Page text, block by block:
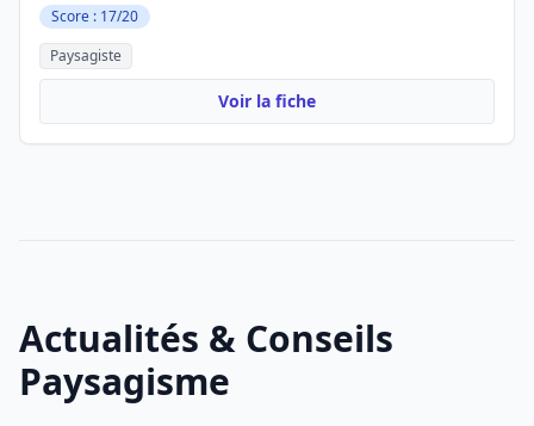
Score : 17/20
Paysagiste
Voir la fiche
Actualités & Conseils
Paysagisme